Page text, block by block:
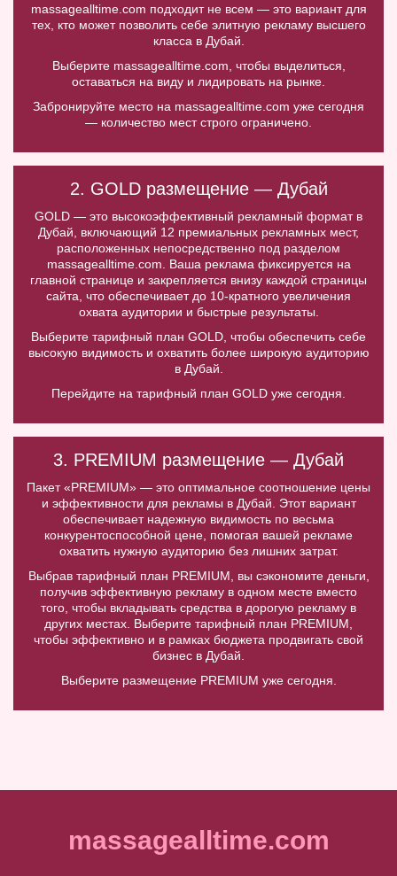
massagealltime.com подходит не всем — это вариант для
тех, кто может позволить себе элитную рекламу высшего
класса в Дубай.
Выберите massagealltime.com, чтобы выделиться,
оставаться на виду и лидировать на рынке.
Забронируйте место на massagealltime.com уже сегодня
— количество мест строго ограничено.
2. GOLD размещение — Дубай
GOLD — это высокоэффективный рекламный формат в
Дубай, включающий 12 премиальных рекламных мест,
расположенных непосредственно под разделом
massagealltime.com. Ваша реклама фиксируется на
главной странице и закрепляется внизу каждой страницы
сайта, что обеспечивает до 10-кратного увеличения
охвата аудитории и быстрые результаты.
Выберите тарифный план GOLD, чтобы обеспечить себе
высокую видимость и охватить более широкую аудиторию
в Дубай.
Перейдите на тарифный план GOLD уже сегодня.
3. PREMIUM размещение — Дубай
Пакет «PREMIUM» — это оптимальное соотношение цены
и эффективности для рекламы в Дубай. Этот вариант
обеспечивает надежную видимость по весьма
конкурентоспособной цене, помогая вашей рекламе
охватить нужную аудиторию без лишних затрат.
Выбрав тарифный план PREMIUM, вы сэкономите деньги,
получив эффективную рекламу в одном месте вместо
того, чтобы вкладывать средства в дорогую рекламу в
других местах. Выберите тарифный план PREMIUM,
чтобы эффективно и в рамках бюджета продвигать свой
бизнес в Дубай.
Выберите размещение PREMIUM уже сегодня.
massagealltime.com